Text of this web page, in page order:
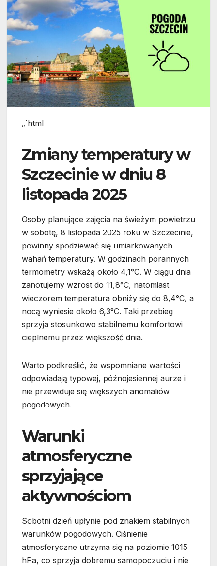
„`html
Zmiany temperatury w
Szczecinie w dniu 8
listopada 2025
Osoby planujące zajęcia na świeżym powietrzu
w sobotę, 8 listopada 2025 roku w Szczecinie,
powinny spodziewać się umiarkowanych
wahań temperatury. W godzinach porannych
termometry wskażą około 4,1°C. W ciągu dnia
zanotujemy wzrost do 11,8°C, natomiast
wieczorem temperatura obniży się do 8,4°C, a
nocą wyniesie około 6,3°C. Taki przebieg
sprzyja stosunkowo stabilnemu komfortowi
cieplnemu przez większość dnia.
Warto podkreślić, że wspomniane wartości
odpowiadają typowej, późnojesiennej aurze i
nie przewiduje się większych anomaliów
pogodowych.
Warunki
atmosferyczne
sprzyjające
aktywnościom
Sobotni dzień upłynie pod znakiem stabilnych
warunków pogodowych. Ciśnienie
atmosferyczne utrzyma się na poziomie 1015
hPa, co sprzyja dobremu samopoczuciu i nie